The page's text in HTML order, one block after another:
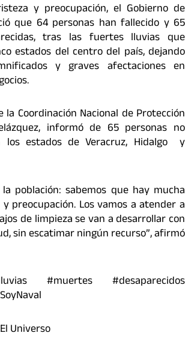
y preocupación, el Gobierno de
que 64 personas han fallecido y 65
tras las fuertes lluvias que
estados del centro del país, dejando
y graves afectaciones en
la Coordinación Nacional de Protección
informó de 65 personas no
los estados de Veracruz, Hidalgo y
población: sabemos que hay mucha
preocupación. Los vamos a atender a
de limpieza se van a desarrollar con
sin escatimar ningún recurso”, afirmó
#muertes #desaparecidos
Universo